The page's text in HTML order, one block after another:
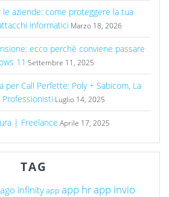
aziende: come proteggere la tua
informatici Marzo 18, 2026
ecco perchè conviene passare
11 Settembre 11, 2025
per Call Perfette: Poly + Sabicom, La
Luglio 14, 2025
| Freelance Aprile 17, 2025
TAG
ago infinityapp app hrapp invio